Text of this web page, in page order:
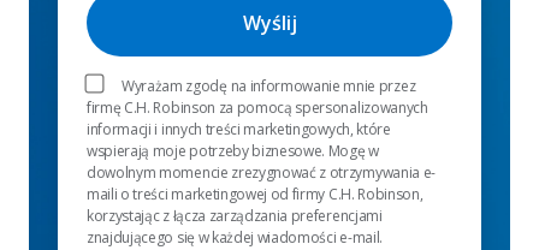
Wyrażam zgodę na informowanie mnie przez
firmę C.H. Robinson za pomocą spersonalizowanych
informacji i innych treści marketingowych, które
wspierają moje potrzeby biznesowe. Mogę w
dowolnym momencie zrezygnować z otrzymywania e-
maili o treści marketingowej od firmy C.H. Robinson,
korzystając z łącza zarządzania preferencjami
znajdującego się w każdej wiadomości e-mail.